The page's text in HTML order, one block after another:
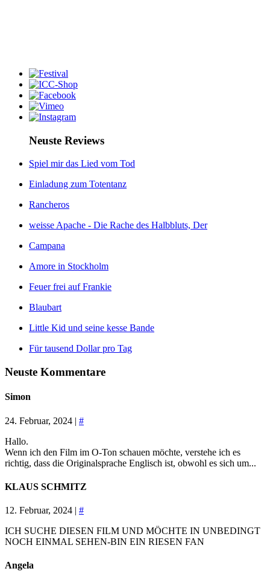
Neuste Reviews
Spiel mir das Lied vom Tod
Einladung zum Totentanz
Rancheros
weisse Apache - Die Rache des Halbbluts, Der
Campana
Amore in Stockholm
Feuer frei auf Frankie
Blaubart
Little Kid und seine kesse Bande
Für tausend Dollar pro Tag
Neuste Kommentare
Simon
24. Februar, 2024 | #
Hallo.
Wenn ich den Film im O-Ton schauen möchte, verstehe ich es
richtig, dass die Originalsprache Englisch ist, obwohl es sich um...
KLAUS SCHMITZ
12. Februar, 2024 | #
ICH SUCHE DIESEN FILM UND MÖCHTE IN UNBEDINGT
NOCH EINMAL SEHEN-BIN EIN RIESEN FAN
Angela